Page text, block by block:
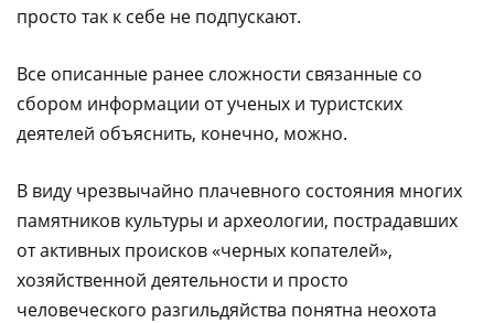
просто так к себе не подпускают.
Все описанные ранее сложности связанные со
сбором информации от ученых и туристских
деятелей объяснить, конечно, можно.
В виду чрезвычайно плачевного состояния многих
памятников культуры и археологии, пострадавших
от активных происков «черных копателей»,
хозяйственной деятельности и просто
человеческого разгильдяйства понятна неохота